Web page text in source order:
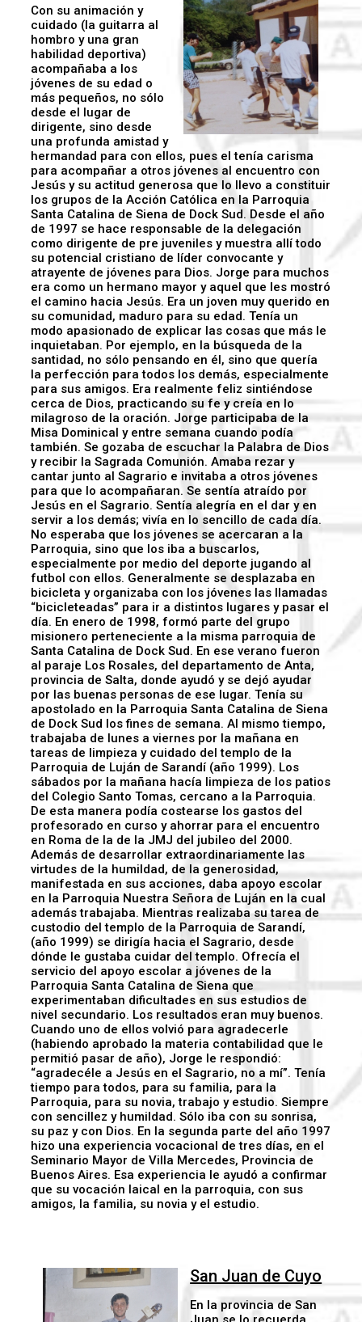
Con su animación y
cuidado (la guitarra al
hombro y una gran
habilidad deportiva)
acompañaba a los
jóvenes de su edad o
más pequeños, no sólo
desde el lugar de
dirigente, sino desde
una profunda amistad y
hermandad para con ellos, pues el tenía carisma
para acompañar a otros jóvenes al encuentro con
Jesús y su actitud generosa que lo llevo a constituir
los grupos de la Acción Católica en la Parroquia
Santa Catalina de Siena de Dock Sud. Desde el año
de 1997 se hace responsable de la delegación
como dirigente de pre juveniles y muestra allí todo
su potencial cristiano de líder convocante y
atrayente de jóvenes para Dios. Jorge para muchos
era como un hermano mayor y aquel que les mostró
el camino hacia Jesús. Era un joven muy querido en
su comunidad, maduro para su edad. Tenía un
modo apasionado de explicar las cosas que más le
inquietaban. Por ejemplo, en la búsqueda de la
santidad, no sólo pensando en él, sino que quería
la perfección para todos los demás, especialmente
para sus amigos. Era realmente feliz sintiéndose
cerca de Dios, practicando su fe y creía en lo
milagroso de la oración. Jorge participaba de la
Misa Dominical y entre semana cuando podía
también. Se gozaba de escuchar la Palabra de Dios
y recibir la Sagrada Comunión. Amaba rezar y
cantar junto al Sagrario e invitaba a otros jóvenes
para que lo acompañaran. Se sentía atraído por
Jesús en el Sagrario. Sentía alegría en el dar y en
servir a los demás; vivía en lo sencillo de cada día.
No esperaba que los jóvenes se acercaran a la
Parroquia, sino que los iba a buscarlos,
especialmente por medio del deporte jugando al
futbol con ellos. Generalmente se desplazaba en
bicicleta y organizaba con los jóvenes las llamadas
“bicicleteadas” para ir a distintos lugares y pasar el
día. En enero de 1998, formó parte del grupo
misionero perteneciente a la misma parroquia de
Santa Catalina de Dock Sud. En ese verano fueron
al paraje Los Rosales, del departamento de Anta,
provincia de Salta, donde ayudó y se dejó ayudar
por las buenas personas de ese lugar. Tenía su
apostolado en la Parroquia Santa Catalina de Siena
de Dock Sud los fines de semana. Al mismo tiempo,
trabajaba de lunes a viernes por la mañana en
tareas de limpieza y cuidado del templo de la
Parroquia de Luján de Sarandí (año 1999). Los
sábados por la mañana hacía limpieza de los patios
del Colegio Santo Tomas, cercano a la Parroquia.
De esta manera podía costearse los gastos del
profesorado en curso y ahorrar para el encuentro
en Roma de la de la JMJ del jubileo del 2000.
Además de desarrollar extraordinariamente las
virtudes de la humildad, de la generosidad,
manifestada en sus acciones, daba apoyo escolar
en la Parroquia Nuestra Señora de Luján en la cual
además trabajaba. Mientras realizaba su tarea de
custodio del templo de la Parroquia de Sarandí,
(año 1999) se dirigía hacia el Sagrario, desde
dónde le gustaba cuidar del templo. Ofrecía el
servicio del apoyo escolar a jóvenes de la
Parroquia Santa Catalina de Siena que
experimentaban dificultades en sus estudios de
nivel secundario. Los resultados eran muy buenos.
Cuando uno de ellos volvió para agradecerle
(habiendo aprobado la materia contabilidad que le
permitió pasar de año), Jorge le respondió:
“agradecéle a Jesús en el Sagrario, no a mí”. Tenía
tiempo para todos, para su familia, para la
Parroquia, para su novia, trabajo y estudio. Siempre
con sencillez y humildad. Sólo iba con su sonrisa,
su paz y con Dios. En la segunda parte del año 1997
hizo una experiencia vocacional de tres días, en el
Seminario Mayor de Villa Mercedes, Provincia de
Buenos Aires. Esa experiencia le ayudó a confirmar
que su vocación laical en la parroquia, con sus
amigos, la familia, su novia y el estudio.
San Juan de Cuyo
En la provincia de San